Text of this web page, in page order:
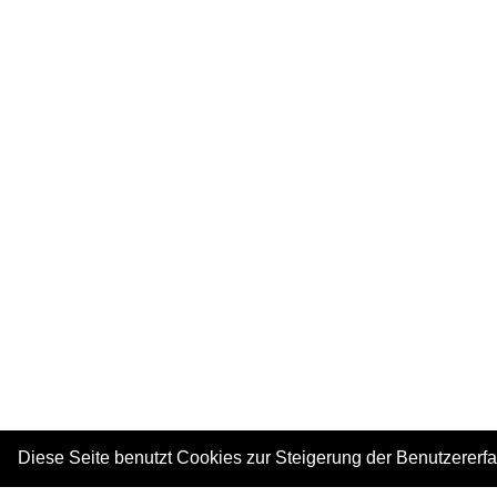
Diese Seite benutzt Cookies zur Steigerung der